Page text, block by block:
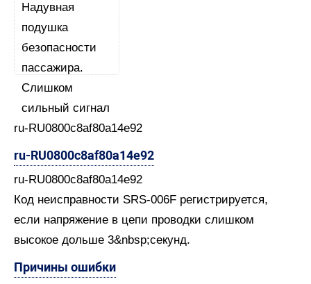
ru-RU0800c8af80a14e92
ru-RU0800c8af80a14e92
ru-RU0800c8af80a14e92
Код неисправности SRS-006F регистрируется,
если напряжение в цепи проводки слишком
высокое дольше 3&nbsp;секунд.
Причины ошибки